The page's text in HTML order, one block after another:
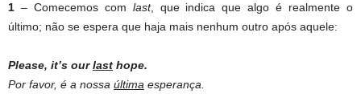
1 – Comecemos com last, que indica que algo é realmente o
último; não se espera que haja mais nenhum outro após aquele:
Please, it’s ourlast hope.
Por favor, é a nossa última esperança.